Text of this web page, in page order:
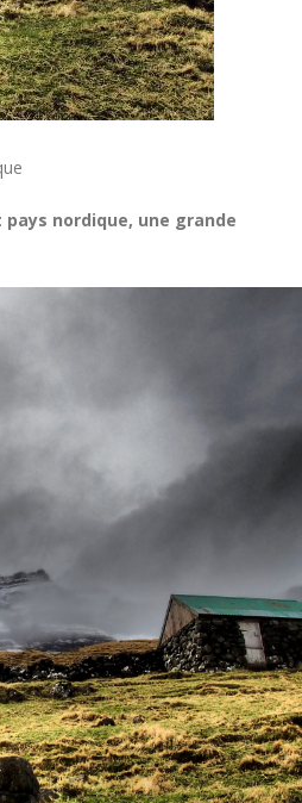
nordique, une grande